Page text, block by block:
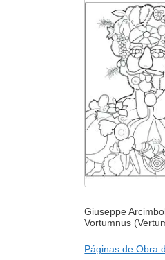
Giuseppe
Vortumnus
Páginas de Obra